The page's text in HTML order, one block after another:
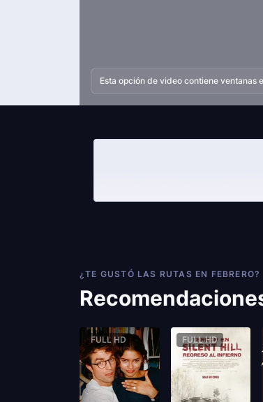
Esta opción de video contiene ventanas
¿TE GUSTÓ LAS RUTAS EN FEBRERO?
FULL HD FULL HD